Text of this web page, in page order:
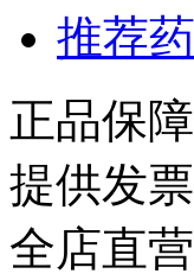
推荐
正品保障
提供发票
全店直营